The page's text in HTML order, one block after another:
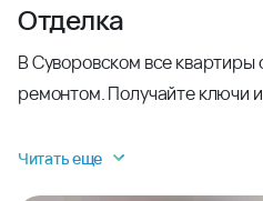
Отделка
В Суворовском все
ремонтом. Получайте ключи
Читать еще